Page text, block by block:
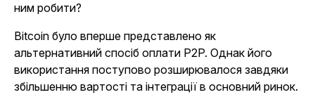
ним робити?
Bitcoin було вперше представлено як
альтернативний спосіб оплати P2P. Однак його
використання поступово розширювалося завдяки
збільшенню вартості та інтеграції в основний ринок.